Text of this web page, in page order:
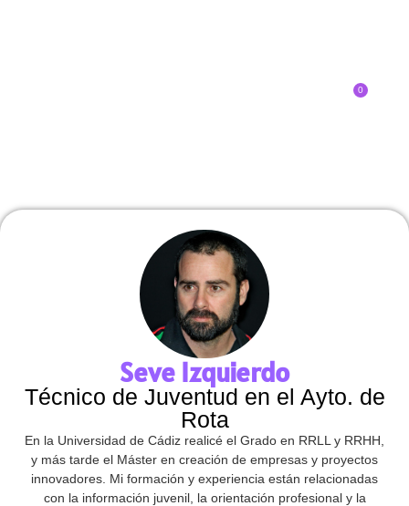
0
Seve Izquierdo
Técnico de Juventud en el Ayto. de
Rota
En la Universidad de Cádiz realicé el Grado en RRLL y RRHH,
y más tarde el Máster en creación de empresas y proyectos
innovadores. Mi formación y experiencia están relacionadas
con la información juvenil, la orientación profesional y la